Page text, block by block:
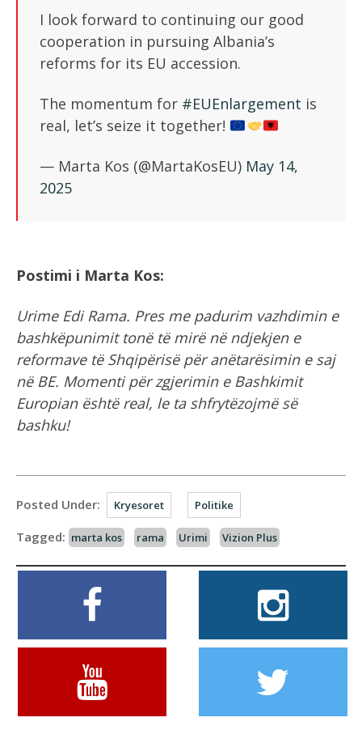
I look forward to continuing our good
cooperation in pursuing Albania’s
reforms for its EU accession.
The momentum for #EUEnlargement is
real, let’s seize it together!
— Marta Kos (@MartaKosEU) May 14,
2025
Postimi i Marta Kos:
Urime Edi Rama. Pres me padurim vazhdimin e
bashkëpunimit tonë të mirë në ndjekjen e
reformave të Shqipërisë për anëtarësimin e saj
në BE. Momenti për zgjerimin e Bashkimit
Europian është real, le ta shfrytëzojmë së
bashku!
Posted Under: Kryesoret Politike
Tagged: marta kos rama Urimi Vizion Plus